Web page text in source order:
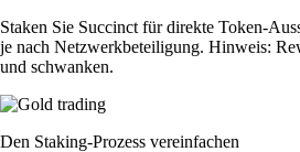
Staken Sie Succinct für direkte Token-
je nach Netzwerkbeteiligung. Hinweis:
und schwanken.
Den Staking-Prozess vereinfachen